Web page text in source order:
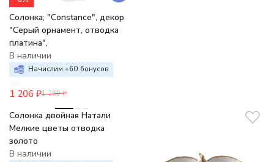
Солонка; "Constance", декор
"Серый орнамент, отводка
платина",
В наличии
Начислим +60 бонусов
1 206 ₽1 289 ₽
-7%
Солонка двойная Натали
Мелкие цветы отводка
золото
В наличии